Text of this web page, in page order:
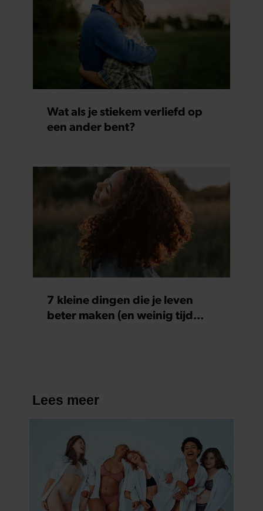
Wat als je stiekem verliefd op
een ander bent?
7 kleine dingen die je leven
beter maken (en weinig tijd